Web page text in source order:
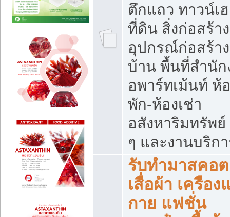
ตึกแถว ทาวน์เ
ที่ดิน สิ่งก่อสร้าง
อุปกรณ์ก่อสร้าง
บ้าน พื้นที่สำนัก
อพาร์ทเม้นท์ ห้
พัก-ห้องเช่า
อสังหาริมทรัพ
ๆ และงานบริก
รับทำมาสคอต
เสื่อผ้า เครือง
กาย แฟชั่น